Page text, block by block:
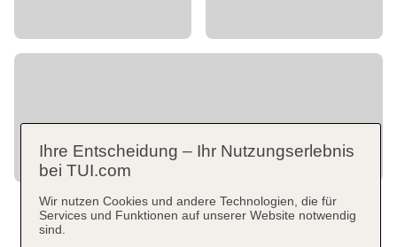
Ihre Entscheidung – Ihr Nutzungserlebnis
bei TUI.com
Wir nutzen Cookies und andere Technologien, die für
Services und Funktionen auf unserer Website notwendig
sind.